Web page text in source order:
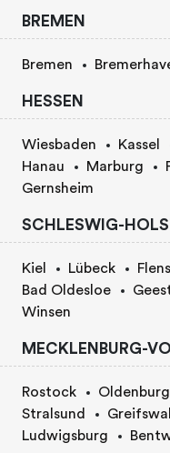
BREMEN
Bremen
HESSEN
Wiesbaden Kassel
Hanau
Marburg
Gernsheim
SCHLESWIG-
Kiel Lübeck
Bad Oldesloe
Winsen
MECKLENBURG-
Rostock Oldenburg
Stralsund
Ludwigsburg